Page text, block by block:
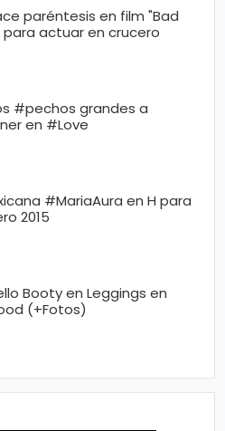
paréntesis en film "Bad
para actuar en crucero
#pechos grandes a
en #Love
#MariaAura en H para
2015
Booty en Leggings en
(+Fotos)